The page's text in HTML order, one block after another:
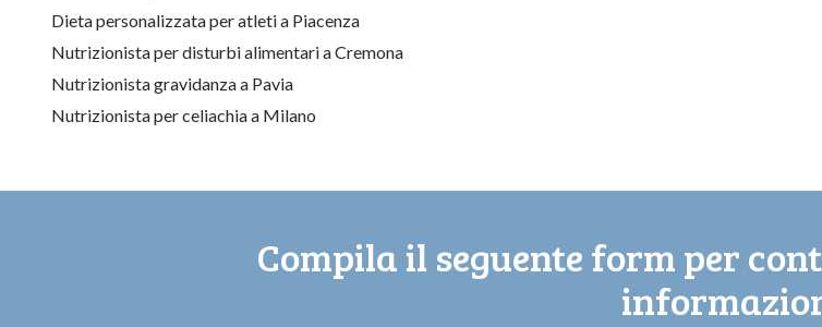
Dieta personalizzata per atleti a Piacenza
Nutrizionista per disturbi alimentari a Cremona
Nutrizionista gravidanza a Pavia
Nutrizionista per celiachia a Milano
Compila il seguente form per